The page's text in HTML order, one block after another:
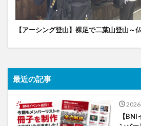
【アーシング登山】裸足で二葉山登山～
最近の記事
【